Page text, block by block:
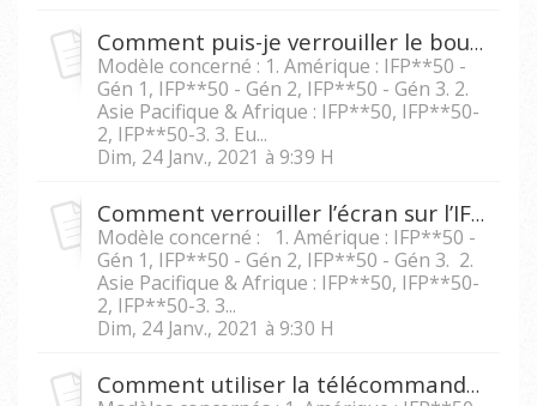
Comment puis-je verrouiller le bouton d'alimentation sur le IFP5550/IFP6550/IFP 7550/IFP8650?
Modèle concerné : 1. Amérique : IFP**50 -
Gén 1, IFP**50 - Gén 2, IFP**50 - Gén 3. 2.
Asie Pacifique & Afrique : IFP**50, IFP**50-
2, IFP**50-3. 3. Eu...
Dim, 24 Janv., 2021 à 9:39 H
Comment verrouiller l’écran sur l’IFP5550/IFP6550/ IFP7550/IFP8650?
Modèle concerné : 1. Amérique : IFP**50 -
Gén 1, IFP**50 - Gén 2, IFP**50 - Gén 3. 2.
Asie Pacifique & Afrique : IFP**50, IFP**50-
2, IFP**50-3. 3...
Dim, 24 Janv., 2021 à 9:30 H
Comment utiliser la télécommande pour figer l'écran du IFP5550/IFP6550/IFP 7550/IFP8650 ?